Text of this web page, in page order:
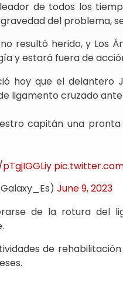
de todos los
del problema,
resultó herido, y Los
y estará fuera de
hoy que el delantero
ligamento cruzado
capitán una pronta
June 9, 2023
de la rotura del
de